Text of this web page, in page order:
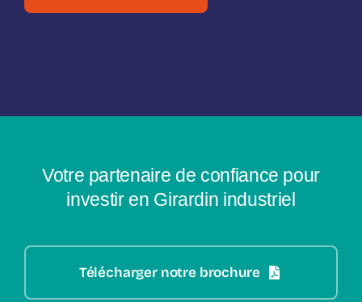
Votre partenaire de confiance pour
investir en Girardin industriel
Télécharger notre brochure